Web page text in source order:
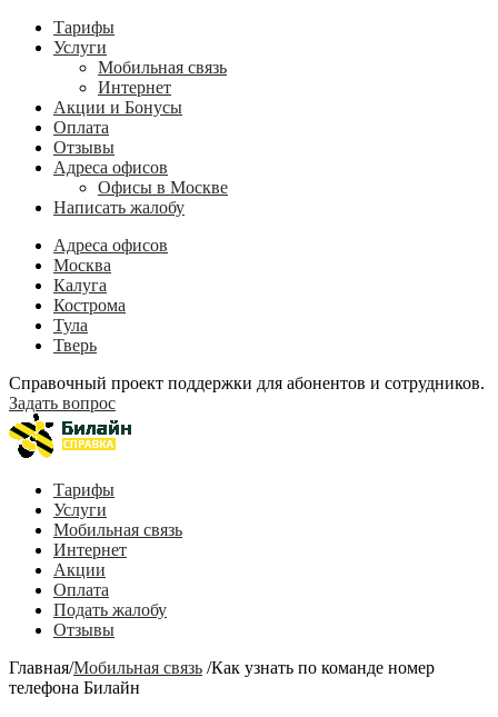
Тарифы
Услуги
Мобильная связь
Интернет
Акции и Бонусы
Оплата
Отзывы
Адреса офисов
Офисы в Москве
Написать жалобу
Адреса офисов
Москва
Калуга
Кострома
Тула
Тверь
Справочный проект поддержки для абонентов и сотрудников.
Задать вопрос
Тарифы
Услуги
Мобильная связь
Интернет
Акции
Оплата
Подать жалобу
Отзывы
Главная/Мобильная связь /Как узнать по команде номер
телефона Билайн